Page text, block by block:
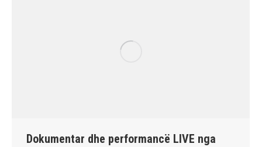
Dokumentar dhe performancë LIVE nga